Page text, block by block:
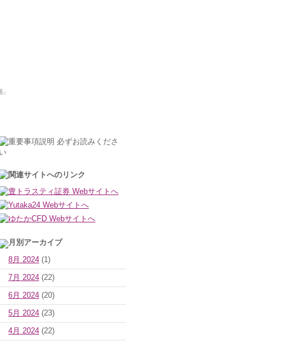
8月 2024 (1)
7月 2024 (22)
6月 2024 (20)
5月 2024 (23)
4月 2024 (22)